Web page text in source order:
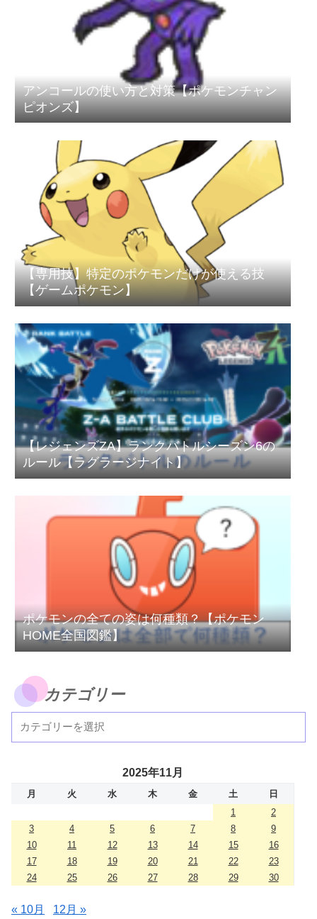
アンコールの使い方と対策【ポケモンチャン
ピオンズ】
【専用技】特定のポケモンだけが使える技
【ゲームポケモン】
【レジェンズZA】ランクバトルシーズン6の
ルール【ラグラージナイト】
ポケモンの全ての姿は何種類？【ポケモン
HOME全国図鑑】
カテゴリー
2025年11月
月 火 水 木 金 土
日
1
2
3
4 5 6 7 8
9
10
11 12 13 14 15
16
17
18 19 20 21 22
23
24
25 26 27 28 29 30
« 10月 12月 »